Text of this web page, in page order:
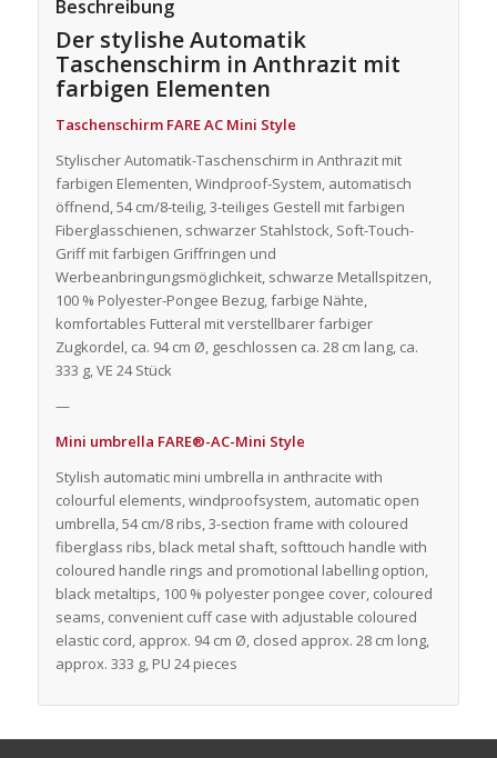
Beschreibung
Der stylishe Automatik
Taschenschirm in Anthrazit mit
farbigen Elementen
Taschenschirm FARE AC Mini Style
Stylischer Automatik-Taschenschirm in Anthrazit mit
farbigen Elementen, Windproof-System, automatisch
öffnend, 54 cm/8-teilig, 3-teiliges Gestell mit farbigen
Fiberglasschienen, schwarzer Stahlstock, Soft-Touch-
Griff mit farbigen Griffringen und
Werbeanbringungsmöglichkeit, schwarze Metallspitzen,
100 % Polyester-Pongee Bezug, farbige Nähte,
komfortables Futteral mit verstellbarer farbiger
Zugkordel, ca. 94 cm Ø, geschlossen ca. 28 cm lang, ca.
333 g, VE 24 Stück
—
Mini umbrella FARE®-AC-Mini Style
Stylish automatic mini umbrella in anthracite with
colourful elements, windproofsystem, automatic open
umbrella, 54 cm/8 ribs, 3-section frame with coloured
fiberglass ribs, black metal shaft, softtouch handle with
coloured handle rings and promotional labelling option,
black metaltips, 100 % polyester pongee cover, coloured
seams, convenient cuff case with adjustable coloured
elastic cord, approx. 94 cm Ø, closed approx. 28 cm long,
approx. 333 g, PU 24 pieces